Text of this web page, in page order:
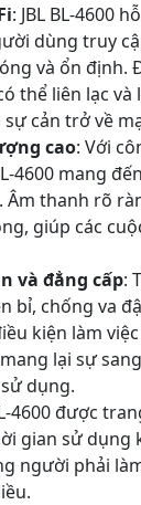
: JBL BL-4600
dùng truy
và ổn định.
thể liên lạc và
cản trở về
cao: Với
4600 mang
Âm thanh rõ
giúp các
và đẳng cấp:
bỉ, chống va
kiện làm
lại sự
dụng.
4600 được
gian sử dụng
người phải